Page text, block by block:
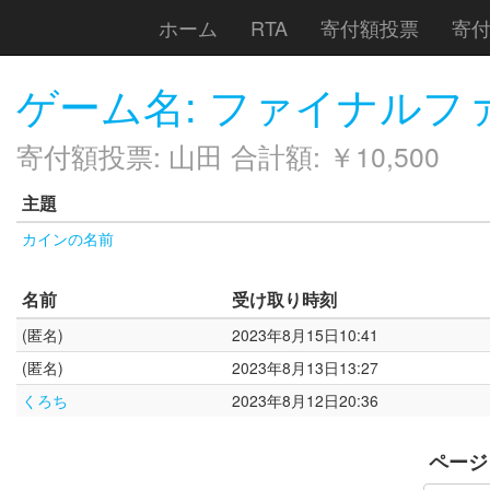
ホーム RTA 寄付額投票 寄
ゲーム名: ファイナルフ
寄付額投票: 山田 合計額: ￥10,500
主題
カインの名前
名前 受け取り時刻
(匿名)
2023年8月15日10:41
(匿名)
2023年8月13日13:27
くろち
2023年8月12日20:36
ページ